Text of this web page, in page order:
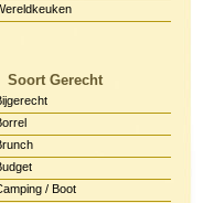
Soort Gerecht
/ Boot